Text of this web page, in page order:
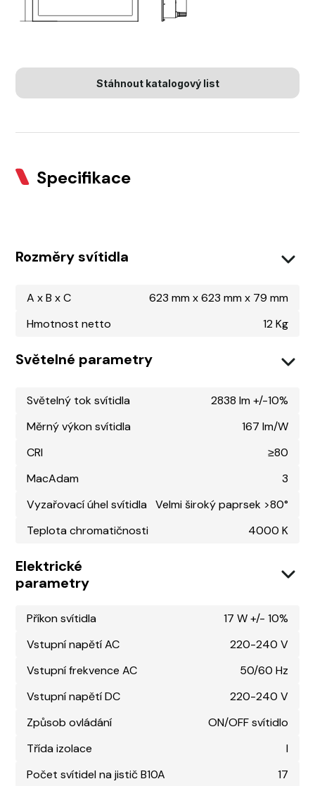
Stáhnout katalogový list
Specifikace
Rozměry svítidla
A x B x C
623 mm x 623 mm x 79 mm
Hmotnost netto
12 Kg
Světelné parametry
Světelný tok svítidla
2838 lm +/-10%
Měrný výkon svítidla
167 lm/W
CRI
≥80
MacAdam
3
Vyzařovací úhel svítidla
Velmi široký paprsek >80°
Teplota chromatičnosti
4000 K
Elektrické
parametry
Příkon svítidla
17 W +/- 10%
Vstupní napětí AC
220-240 V
Vstupní frekvence AC
50/60 Hz
Vstupní napětí DC
220-240 V
Způsob ovládání
ON/OFF svítidlo
Třída izolace
I
Počet svítidel na jistič B10A
17